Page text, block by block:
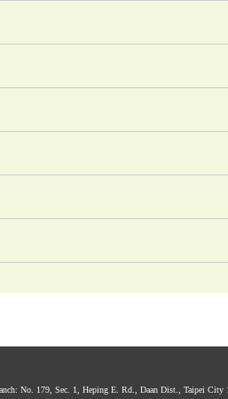
No. 179, Sec. 1, Heping E. Rd., Daan Dist., Taipei City